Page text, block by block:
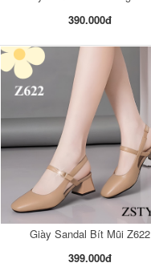
390.000đ
Giày Sandal Bít Mũi Z622
399.000đ